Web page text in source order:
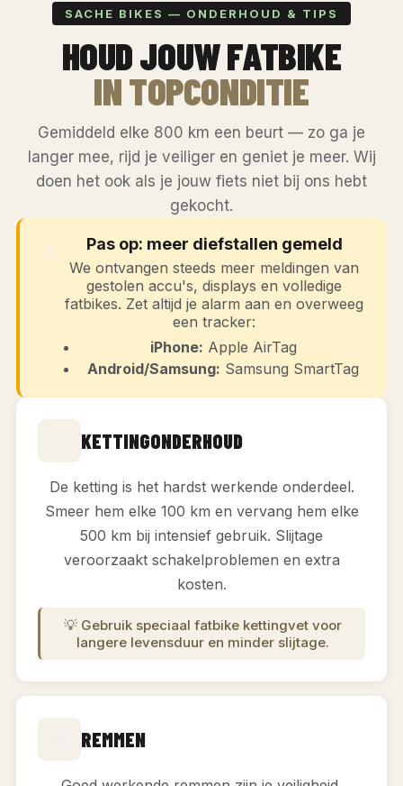
SACHE BIKES — ONDERHOUD & TIPS
HOUD JOUW FATBIKE
IN TOPCONDITIE
Gemiddeld elke 800 km een beurt — zo ga je
langer mee, rijd je veiliger en geniet je meer. Wij
doen het ook als je jouw fiets niet bij ons hebt
gekocht.
⚠️ Pas op: meer diefstallen gemeld
We ontvangen steeds meer meldingen van
gestolen accu's, displays en volledige
fatbikes. Zet altijd je alarm aan en overweeg
een tracker:
iPhone: Apple AirTag
Android/Samsung: Samsung SmartTag
KETTINGONDERHOUD
De ketting is het hardst werkende onderdeel.
Smeer hem elke 100 km en vervang hem elke
500 km bij intensief gebruik. Slijtage
veroorzaakt schakelproblemen en extra
kosten.
💡 Gebruik speciaal fatbike kettingvet voor
langere levensduur en minder slijtage.
REMMEN